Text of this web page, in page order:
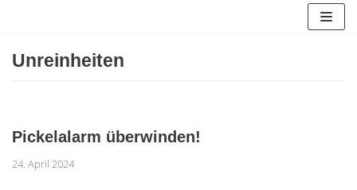
springen
Unreinheiten
Pickelalarm überwinden!
24. April 2024